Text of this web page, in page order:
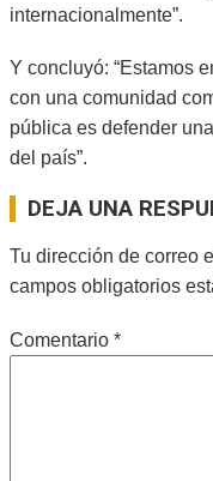
internacionalmente”.
Y concluyó: “Estamos
con una comunidad
pública es defender
del país”.
2026-
04-
29
DEJA UNA
Tu dirección de correo
campos obligatorios
Comentario *